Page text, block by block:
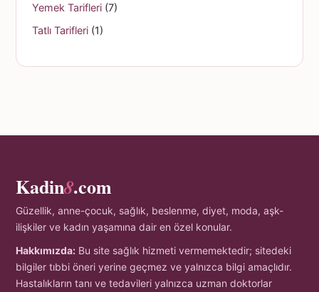
Yemek Tarifleri (7)
Tatlı Tarifleri (1)
Kadin8.com
Güzellik, anne-çocuk, sağlık, beslenme, diyet, moda, aşk-
ilişkiler ve kadın yaşamına dair en özel konular.
Hakkımızda: Bu site sağlık hizmeti vermemektedir; sitedeki
bilgiler tıbbi öneri yerine geçmez ve yalnızca bilgi amaçlıdır.
Hastalıkların tanı ve tedavileri yalnızca uzman doktorlar